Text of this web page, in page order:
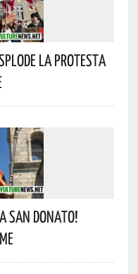
La Protesta
San Donato!